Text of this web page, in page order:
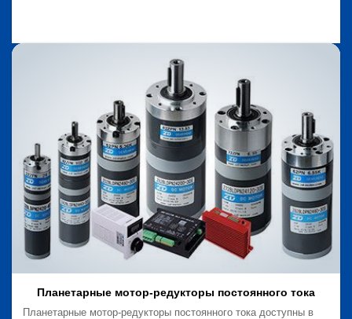
Планетарные мотор-редукторы постоянного тока
Планетарные мотор-редукторы постоянного тока доступны в